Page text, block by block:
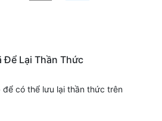
Để Lại Thần Thức
để có thể lưu lại thần thức trên